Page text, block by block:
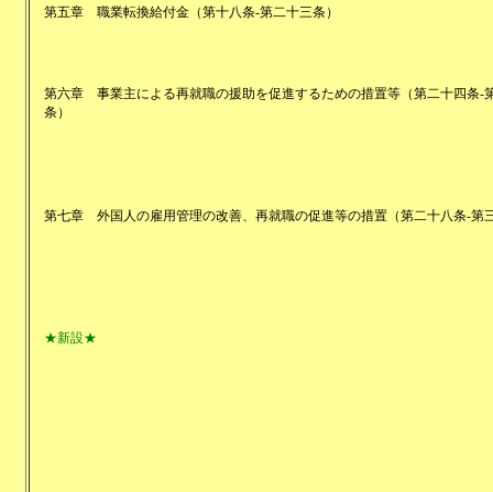
第五章 職業転換給付金（第十八条-第二十三条 ）
第六章 事業主による再就職の援助を促進するための措置等（第二十四条-
条 ）
第七章 外国人の雇用管理の改善、再就職の促進等の措置（第二十八条-第
★新設★